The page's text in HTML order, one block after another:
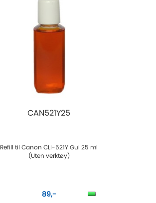
CAN521Y25
Refill til Canon CLI-521Y Gul 25 ml
(Uten verktøy)
89,-